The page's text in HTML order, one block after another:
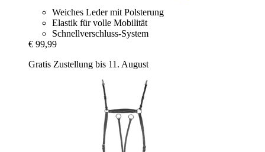
Weiches Leder mit Polsterung
Elastik für volle Mobilität
Schnellverschluss-System
€ 99,99
Gratis Zustellung bis 11. August